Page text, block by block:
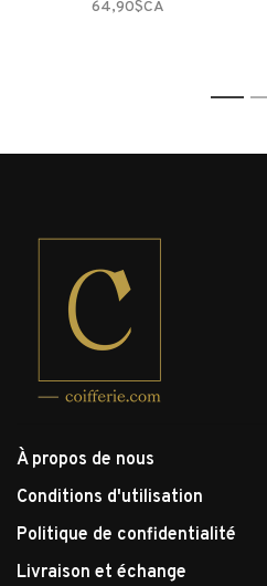
64,90$CA
1
À propos de nous
Conditions d'utilisation
Politique de confidentialité
Livraison et échange